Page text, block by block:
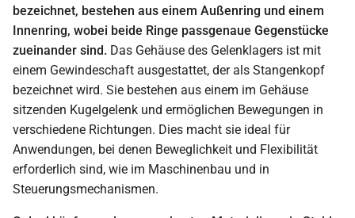
bezeichnet, bestehen aus einem Außenring und einem
Innenring, wobei beide Ringe passgenaue Gegenstücke
zueinander sind. Das Gehäuse des Gelenklagers ist mit
einem Gewindeschaft ausgestattet, der als Stangenkopf
bezeichnet wird. Sie bestehen aus einem im Gehäuse
sitzenden Kugelgelenk und ermöglichen Bewegungen in
verschiedene Richtungen. Dies macht sie ideal für
Anwendungen, bei denen Beweglichkeit und Flexibilität
erforderlich sind, wie im Maschinenbau und in
Steuerungsmechanismen.